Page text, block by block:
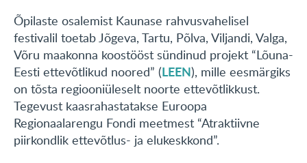
Õpilaste osalemist Kaunase rahvusvahelisel
festivalil toetab Jõgeva, Tartu, Põlva, Viljandi, Valga,
Võru maakonna koostööst sündinud projekt “Lõuna-
Eesti ettevõtlikud noored” (LEEN), mille eesmärgiks
on tõsta regiooniüleselt noorte ettevõtlikkust.
Tegevust kaasrahastatakse Euroopa
Regionaalarengu Fondi meetmest “Atraktiivne
piirkondlik ettevõtlus- ja elukeskkond”.